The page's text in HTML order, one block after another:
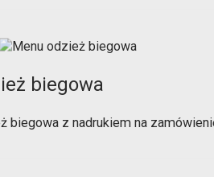
biegowa
biegowa z nadrukiem na